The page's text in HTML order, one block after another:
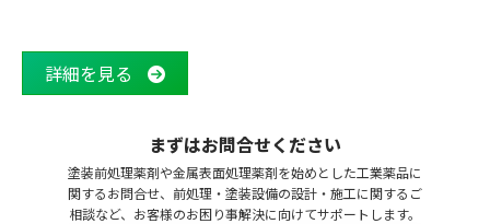
詳細を見る
まずはお問合せください
塗装前処理薬剤や金属表面処理薬剤を始めとした工業薬品に
関するお問合せ、前処理・塗装設備の設計・施工に関するご
相談など、お客様のお困り事解決に向けてサポートします。